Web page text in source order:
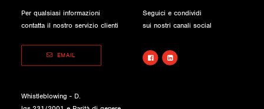
Per qualsiasi informazioni
contatta il nostro servizio clienti
EMAIL
Seguici e condividi
sui nostri canali social
Whistleblowing - D.